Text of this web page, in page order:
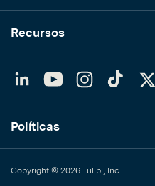
Recursos
YouTubeInstagram
TikTok
Políticas
Copyright © 2026 Tulip , Inc.